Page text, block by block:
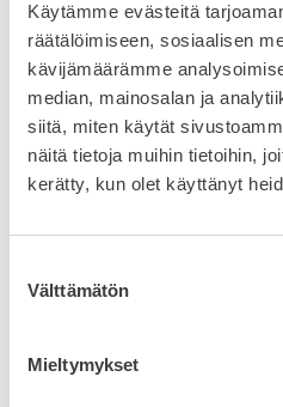
Käytämme evästeitä
räätälöimiseen, sosiaalisen
kävijämäärämme
median, mainosalan ja
siitä, miten käytät
näitä tietoja muihin tietoihin,
kerätty, kun olet käyttänyt
Välttämätön
Mieltymykset
Osastot
Hammashihnapyörä HTD 5M,
HIHNANLEVEYS
ESIREIKÄ
HAMMASLUKU